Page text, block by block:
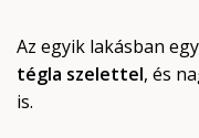
Az egyik lakásban
tégla szelettel, és
is.